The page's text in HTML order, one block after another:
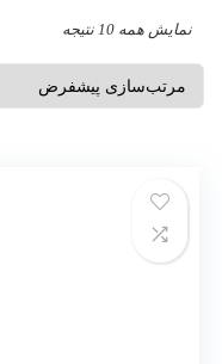
نمایش همه 10 نتیجه